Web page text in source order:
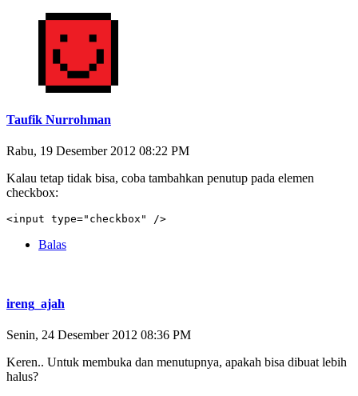
Taufik Nurrohman
Rabu, 19 Desember 2012 08:22 PM
Kalau tetap tidak bisa, coba tambahkan penutup pada elemen
checkbox:
<input type="checkbox" />
Balas
ireng_ajah
Senin, 24 Desember 2012 08:36 PM
Keren.. Untuk membuka dan menutupnya, apakah bisa dibuat lebih
halus?